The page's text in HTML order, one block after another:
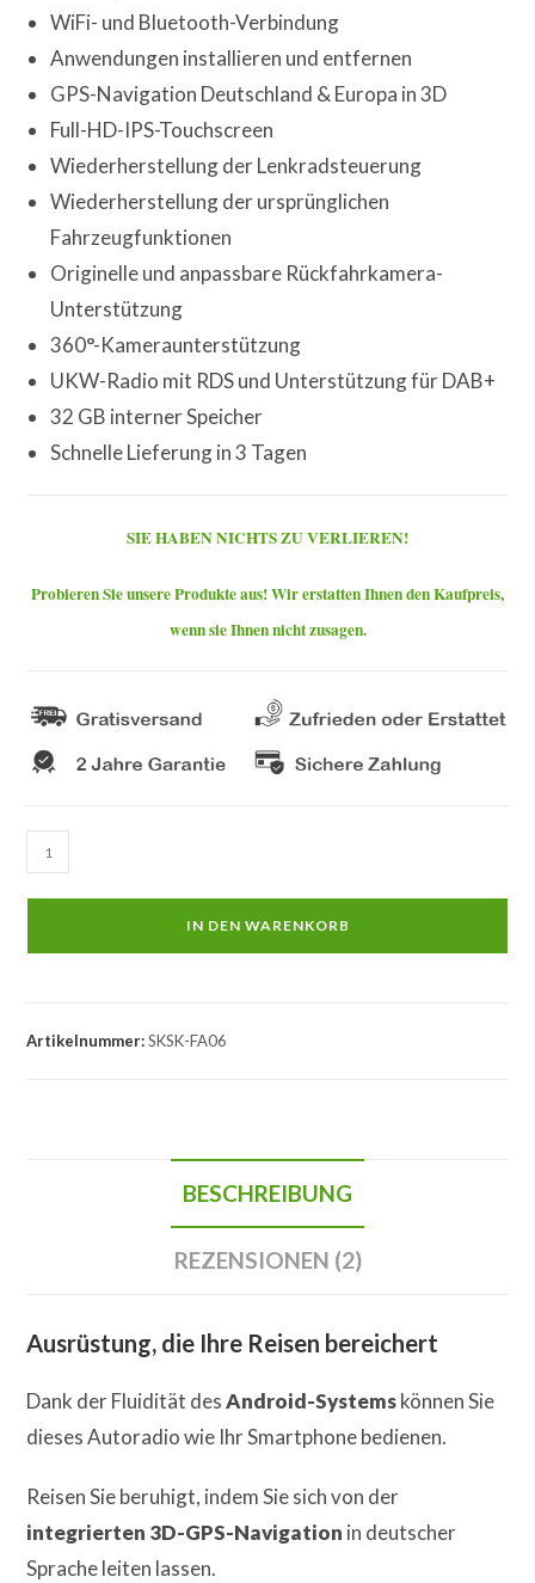
WiFi- und Bluetooth-Verbindung
Anwendungen installieren und entfernen
GPS-Navigation Deutschland & Europa in 3D
Full-HD-IPS-Touchscreen
Wiederherstellung der Lenkradsteuerung
Wiederherstellung der ursprünglichen
Fahrzeugfunktionen
Originelle und anpassbare Rückfahrkamera-
Unterstützung
360°-Kameraunterstützung
UKW-Radio mit RDS und Unterstützung für DAB+
32 GB interner Speicher
Schnelle Lieferung in 3 Tagen
SIE HABEN NICHTS ZU VERLIEREN!
Probieren Sie unsere Produkte aus! Wir erstatten Ihnen den Kaufpreis,
wenn sie Ihnen nicht zusagen.
Autoradio
Skoda
Octavia
IN DEN WARENKORB
Artikelnummer:SKSK-FA06
BESCHREIBUNG
REZENSIONEN (2)
Ausrüstung, die Ihre Reisen bereichert
Dank der Fluidität desAndroid-Systemskönnen Sie
dieses Autoradio wie Ihr Smartphone bedienen.
Reisen Sie beruhigt, indem Sie sich von der
integrierten 3D-GPS-Navigation in deutscher
Sprache leiten lassen.